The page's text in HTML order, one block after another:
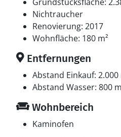
Schlafverhältnisse
Die Schlafplätze verteilen
Schlafplätze in
Kinderbett zur Verfügung.
Multimedien
Chromecast. Mindestens 4
3 schwedische
Nichtraucher
Renovierung: 2017
Wohnfläche: 180 m²
Entfernungen
Abstand Einkauf: 2.000
Abstand Wasser: 800 m
Wohnbereich
Kaminofen